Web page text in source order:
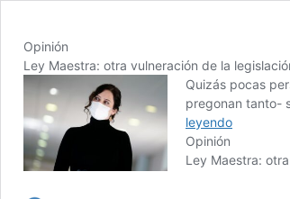
Opinión
Ley Maestra: otra vulneración de la
Quizás pocas
pregonan tanto-
leyendo
Opinión
Ley Maestra: